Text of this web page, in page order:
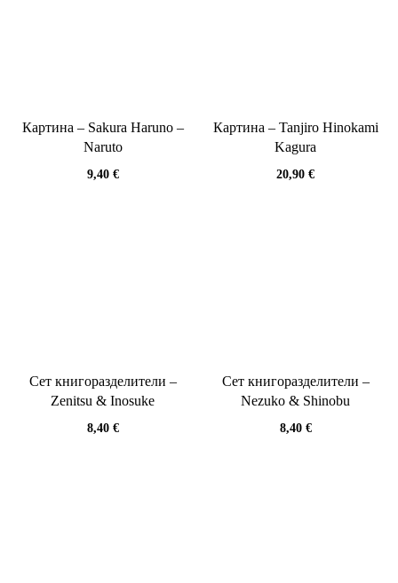
Картина – Sakura Haruno –
Naruto
9,40 €
Картина – Tanjiro Hinokami
Kagura
20,90 €
Сет книгоразделители –
Zenitsu & Inosuke
8,40 €
Сет книгоразделители –
Nezuko & Shinobu
8,40 €